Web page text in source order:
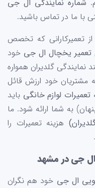
شماره نمایندگی ال جی
تعمیرکارانی که تخصص
تعمیر یخچال ال جی خود
نمایندگی گلدیران همواره
مشتریان خود ارزش قائل
تعمیرات لوازم خانگی باید
به شما ارائه شود. ما
هزینه تعمیرات را
ال جی در مشهد
ال جی خود هم نگران